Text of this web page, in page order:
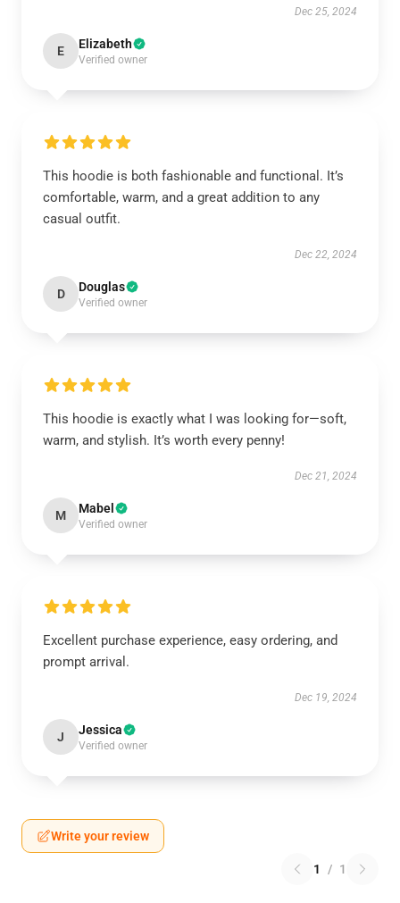
Dec 25, 2024
E Elizabeth
Verified owner
This hoodie is both fashionable and functional. It’s
comfortable, warm, and a great addition to any
casual outfit.
Dec 22, 2024
D Douglas
Verified owner
This hoodie is exactly what I was looking for—soft,
warm, and stylish. It’s worth every penny!
Dec 21, 2024
M Mabel
Verified owner
Excellent purchase experience, easy ordering, and
prompt arrival.
Dec 19, 2024
J Jessica
Verified owner
Write your review
1 / 1